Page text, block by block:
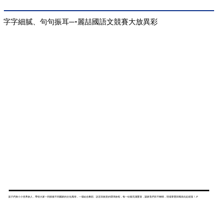
字字細膩、句句振耳─-麗喆國語文競賽大放異彩
孩子們身小小世界旅人，帶領大家一同探索不同國家的文化風情，一場結合舞蹈、語言與創意的環球旅程，每一站都充滿驚喜，讓家長們目不轉睛，現場掌聲與喝采此起彼落！🎉